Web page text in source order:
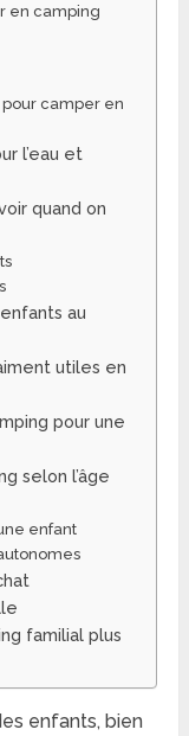
en camping
camper en
l’eau et
quand on
au
utiles en
pour une
selon l’âge
enfant
familial plus
enfants, bien